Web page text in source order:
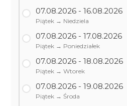
07.08.2026 - 16.08.2026
Piątek → Niedziela
07.08.2026 - 17.08.2026
Piątek → Poniedziałek
07.08.2026 - 18.08.2026
Piątek → Wtorek
07.08.2026 - 19.08.2026
Piątek → Środa